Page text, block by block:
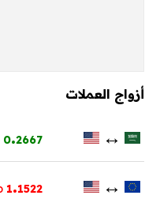
أزواج العملات
↔
0.2667
↔
1.1522